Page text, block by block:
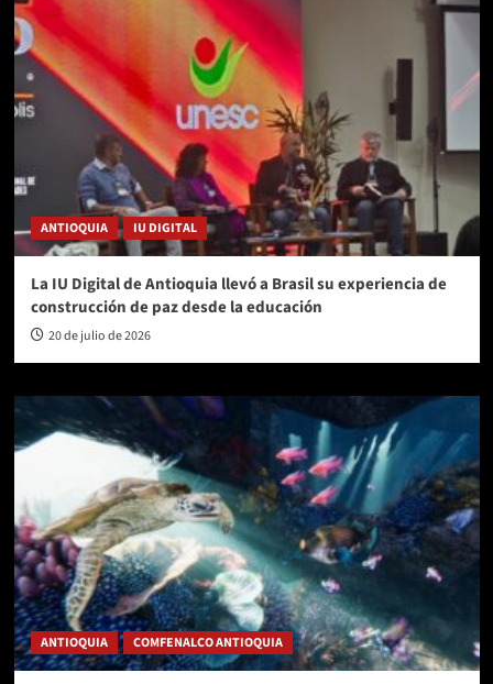
ANTIOQUIA IU DIGITAL
La IU Digital de Antioquia llevó a Brasil su experiencia de
construcción de paz desde la educación
20 de julio de 2026
ANTIOQUIA COMFENALCO ANTIOQUIA